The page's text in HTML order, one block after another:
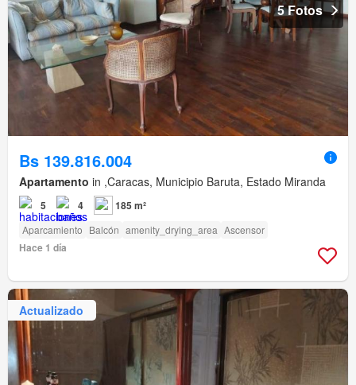
5 Fotos
Bs 139.816.004
Apartamento in ,Caracas, Municipio Baruta, Estado Miranda
5 4 185 m²
Aparcamiento Balcón amenity_drying_area Ascensor
Hace 1 día
Actualizado